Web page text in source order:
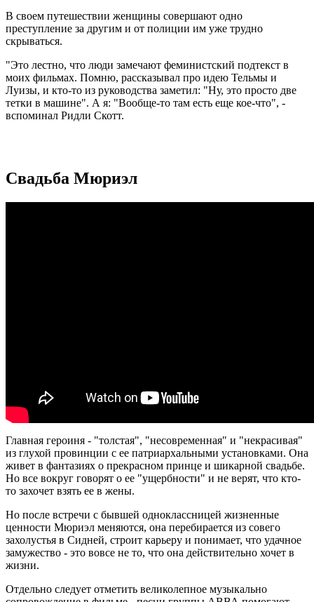
В своем путешествии женщины совершают одно
преступление за другим и от полиции им уже трудно
скрываться.
"Это лестно, что люди замечают феминистский подтекст в
моих фильмах. Помню, рассказывал про идею Тельмы и
Луизы, и кто-то из руководства заметил: "Ну, это просто две
тетки в машине". А я: "Вообще-то там есть еще кое-что", -
вспоминал Ридли Скотт.
Свадьба Мюриэл
Главная героиня - "толстая", "несовременная" и "некрасивая"
из глухой провинции с ее патриархальными установками. Она
живет в фантазиях о прекрасном принце и шикарной свадьбе.
Но все вокруг говорят о ее "ущербности" и не верят, что кто-
то захочет взять ее в жены.
Но после встречи с бывшей одноклассницей жизненные
ценности Мюриэл меняются, она перебирается из совего
захолустья в Сидней, строит карьеру и понимает, что удачное
замужество - это вовсе не то, что она действительно хочет в
жизни.
Отдельно следует отметить великолепное музыкально